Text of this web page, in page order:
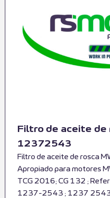
Filtro de aceite de
12372543
Filtro de aceite de rosca
Apropiado para motores
TCG 2016; CG 132 ;
1237-2543 ; 1237 2543